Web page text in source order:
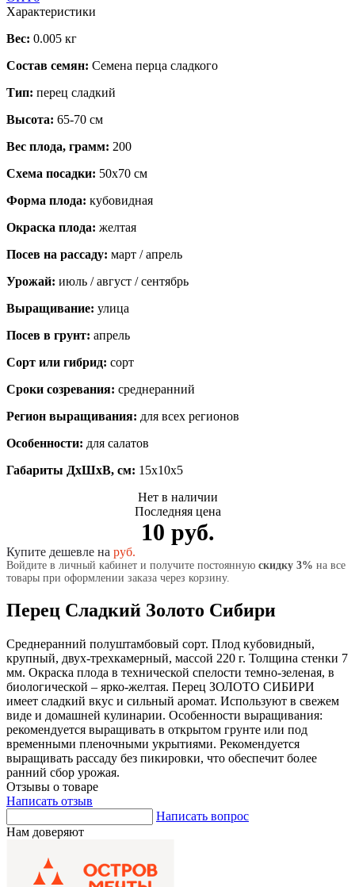
Характеристики
Вес: 0.005 кг
Состав семян: Семена перца сладкого
Тип: перец сладкий
Высота: 65-70 см
Вес плода, грамм: 200
Схема посадки: 50х70 см
Форма плода: кубовидная
Окраска плода: желтая
Посев на рассаду: март / апрель
Урожай: июль / август / сентябрь
Выращивание: улица
Посев в грунт: апрель
Сорт или гибрид: сорт
Сроки созревания: среднеранний
Регион выращивания: для всех регионов
Особенности: для салатов
Габариты ДхШхВ, см: 15x10x5
Нет в наличии
Последняя цена
10 руб.
Купите дешевле на руб.
Войдите в личный кабинет и получите постоянную скидку 3% на все
товары при оформлении заказа через корзину.
Перец Сладкий Золото Сибири
Среднеранний полуштамбовый сорт. Плод кубовидный,
крупный, двух-трехкамерный, массой 220 г. Толщина стенки 7
мм. Окраска плода в технической спелости темно-зеленая, в
биологической – ярко-желтая. Перец ЗОЛОТО СИБИРИ
имеет сладкий вкус и сильный аромат. Используют в свежем
виде и домашней кулинарии. Особенности выращивания:
рекомендуется выращивать в открытом грунте или под
временными пленочными укрытиями. Рекомендуется
выращивать рассаду без пикировки, что обеспечит более
ранний сбор урожая.
Отзывы о товаре
Написать отзыв
Написать вопрос
Нам доверяют